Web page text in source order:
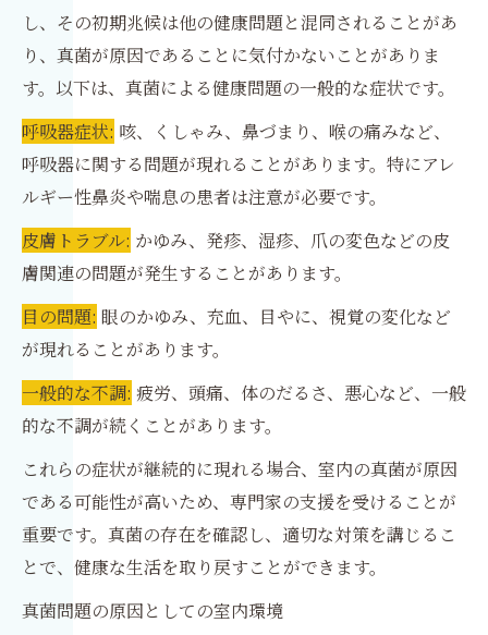
し、その初期兆候は他の健康問題と混同されることがあ
り、真菌が原因であることに気付かないことがありま
す。以下は、真菌による健康問題の一般的な症状です。
呼吸器症状: 咳、くしゃみ、鼻づまり、喉の痛みなど、
呼吸器に関する問題が現れることがあります。特にアレ
ルギー性鼻炎や喘息の患者は注意が必要です。
皮膚トラブル: かゆみ、発疹、湿疹、爪の変色などの皮
膚関連の問題が発生することがあります。
目の問題: 眼のかゆみ、充血、目やに、視覚の変化など
が現れることがあります。
一般的な不調: 疲労、頭痛、体のだるさ、悪心など、一般
的な不調が続くことがあります。
これらの症状が継続的に現れる場合、室内の真菌が原因
である可能性が高いため、専門家の支援を受けることが
重要です。真菌の存在を確認し、適切な対策を講じるこ
とで、健康な生活を取り戻すことができます。
真菌問題の原因としての室内環境